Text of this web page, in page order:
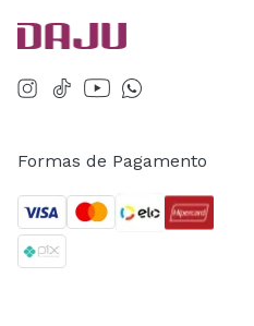
Formas de Pagamento